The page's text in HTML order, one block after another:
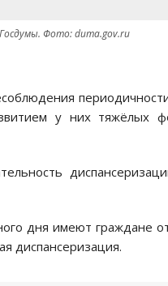
Фото: duma.gov.ru
у них тяжёлых
дня имеют граждане
диспансеризация.